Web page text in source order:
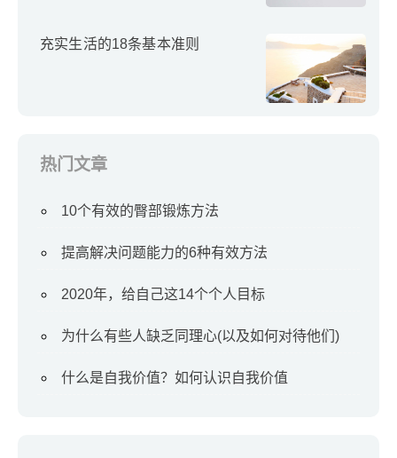
充实生活的18条基本准则
热门文章
10个有效的臀部锻炼方法
提高解决问题能力的6种有效方法
2020年，给自己这14个个人目标
为什么有些人缺乏同理心(以及如何对待他们)
什么是自我价值？如何认识自我价值